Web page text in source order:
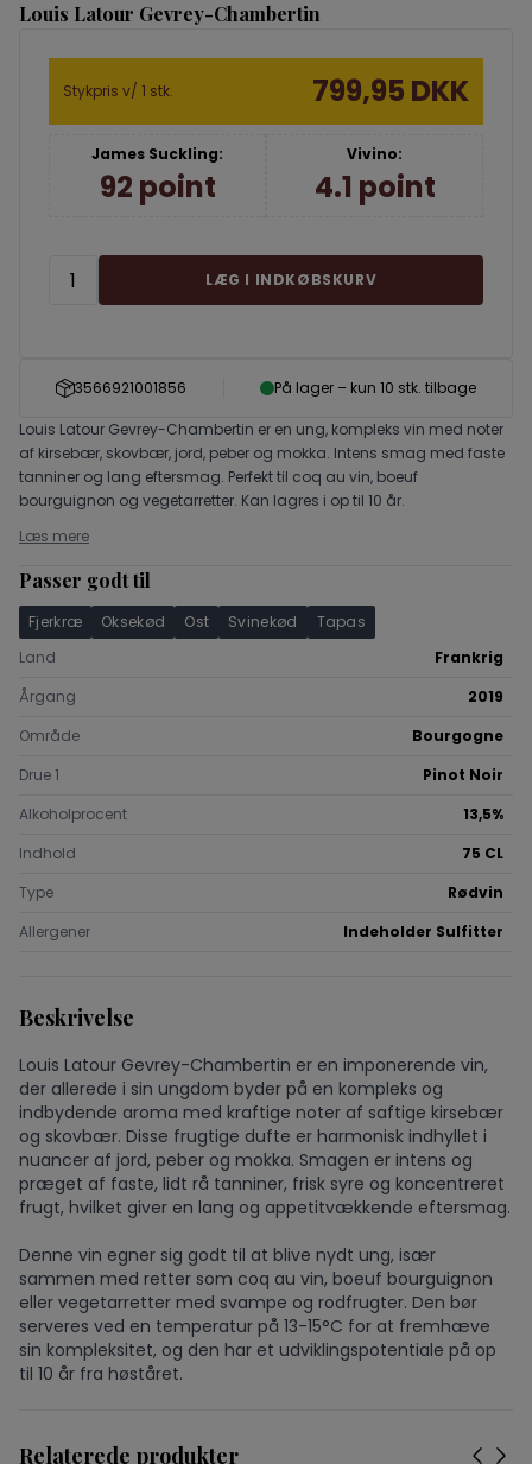
Louis Latour Gevrey-Chambertin
3566921001856 På lager – kun 10 stk. tilbage
Louis Latour Gevrey-Chambertin er en ung, kompleks vin med noter
af kirsebær, skovbær, jord, peber og mokka. Intens smag med faste
tanniner og lang eftersmag. Perfekt til coq au vin, boeuf
bourguignon og vegetarretter. Kan lagres i op til 10 år.
Læs mere
Passer godt til
Fjerkræ Oksekød Ost Svinekød
Tapas
Land
Frankrig
Årgang
2019
Område
Bourgogne
Drue 1
Pinot Noir
Alkoholprocent
13,5%
Indhold
75 CL
Type
Rødvin
Allergener
Indeholder Sulfitter
Stykpris v/ 1 stk. 799,95 DKK
James Suckling:
92 point
Vivino:
4.1 point
LÆG I INDKØBSKURV
Beskrivelse
Louis Latour Gevrey-Chambertin er en imponerende vin,
der allerede i sin ungdom byder på en kompleks og
indbydende aroma med kraftige noter af saftige kirsebær
og skovbær. Disse frugtige dufte er harmonisk indhyllet i
nuancer af jord, peber og mokka. Smagen er intens og
præget af faste, lidt rå tanniner, frisk syre og koncentreret
frugt, hvilket giver en lang og appetitvækkende eftersmag.
Denne vin egner sig godt til at blive nydt ung, især
sammen med retter som coq au vin, boeuf bourguignon
eller vegetarretter med svampe og rodfrugter. Den bør
serveres ved en temperatur på 13-15°C for at fremhæve
sin kompleksitet, og den har et udviklingspotentiale på op
til 10 år fra høståret.
Relaterede produkter